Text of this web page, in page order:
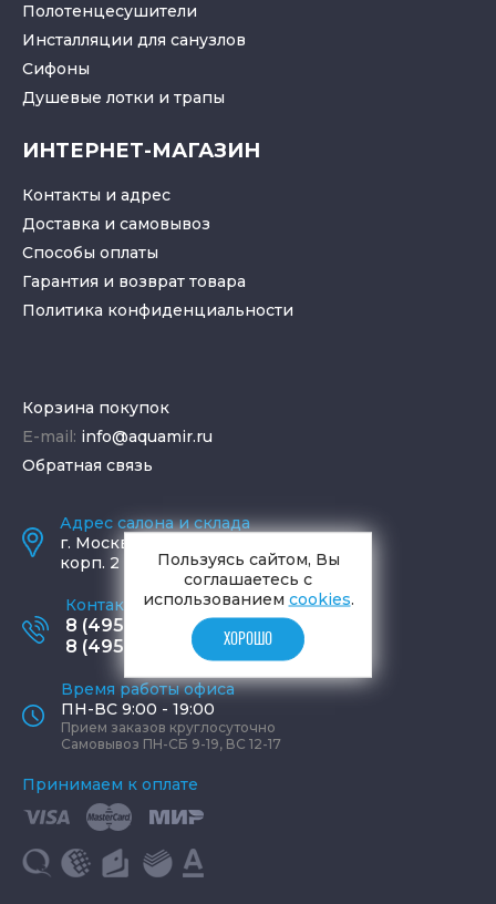
Полотенцесушители
Инсталляции для санузлов
Cифоны
Душевые лотки и трапы
ИНТЕРНЕТ-МАГАЗИН
Контакты и адрес
Доставка и самовывоз
Способы оплаты
Гарантия и возврат товара
Политика конфиденциальности
Корзина покупок
E-mail: info@aquamir.ru
Обратная связь
Адрес салона и склада
г. Москва
корп. 2
Контактные телефоны
8 (495) 795-77-65
8 (495) 797-11-67
Время работы офиса
ПН-ВС 9:00 - 19:00
Прием заказов круглосуточно
Самовывоз ПН-СБ 9-19, ВС 12-17
Принимаем к оплате
Пользуясь сайтом, Вы
соглашаетесь с
использованием cookies.
ХОРОШО